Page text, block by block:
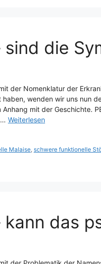
sind die
der Nomenklatur der
wenden wir uns nun
mit der Geschichte.
Weiterlesen
Malaise ,schwere funktionelle
kann das